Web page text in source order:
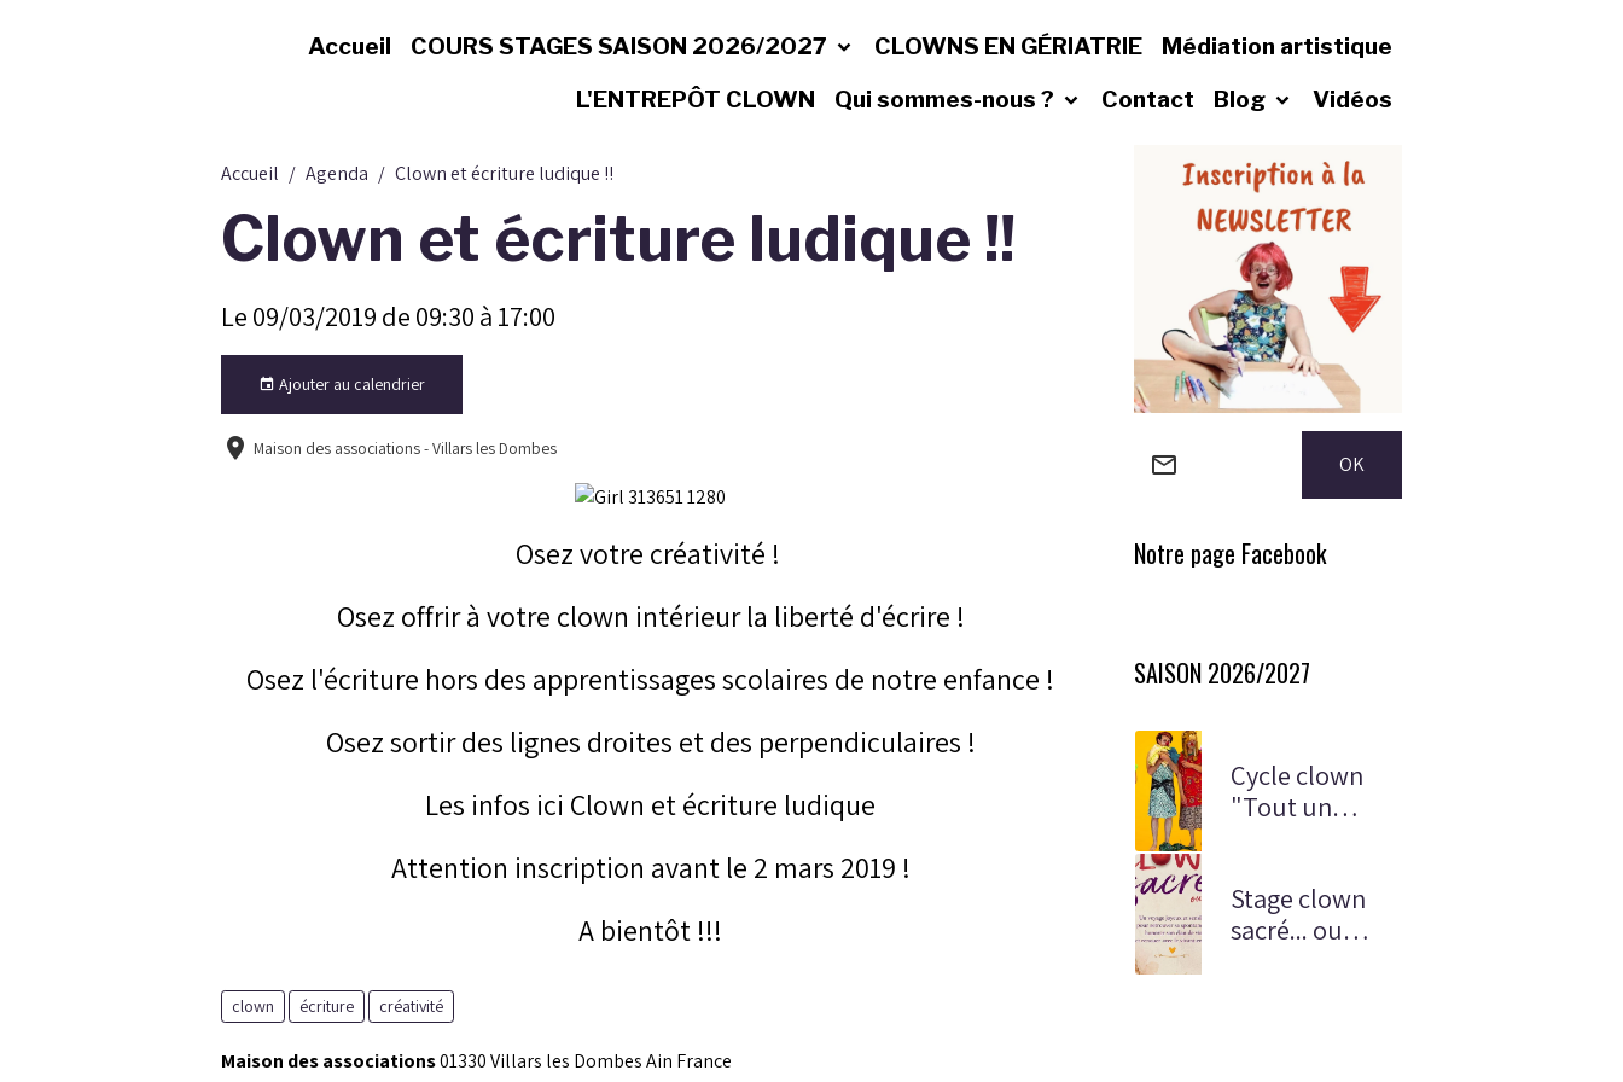
Accueil COURS STAGES SAISON 2026/2027 CLOWNS EN GÉRIATRIE
Médiation artistique
L'ENTREPÔT CLOWN
Qui sommes-nous ? Contact Blog Vidéos
Accueil Agenda Clown et écriture ludique !!
Clown et écriture ludique !!
Le 09/03/2019 de 09:30 à 17:00
Ajouter au calendrier
Maison des associations - Villars les Dombes
Osez votre créativité !
Osez offrir à votre clown intérieur la liberté d'écrire !
Osez l'écriture hors des apprentissages scolaires de notre enfance !
Osez sortir des lignes droites et des perpendiculaires !
Les infos ici Clown et écriture ludique
Attention inscription avant le 2 mars 2019 !
A bientôt !!!
clown écriture créativité
Maison des associations01330 Villars les Dombes Ain France
OK
Notre page Facebook
SAISON 2026/2027
Cycle clown
"Tout un
Stage clown
sacré... ou